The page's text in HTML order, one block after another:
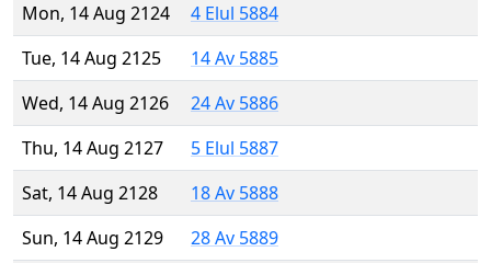
Mon, 14 Aug 2124
4 Elul 5884
Tue, 14 Aug 2125
14 Av 5885
Wed, 14 Aug 2126
24 Av 5886
Thu, 14 Aug 2127
5 Elul 5887
Sat, 14 Aug 2128
18 Av 5888
Sun, 14 Aug 2129
28 Av 5889